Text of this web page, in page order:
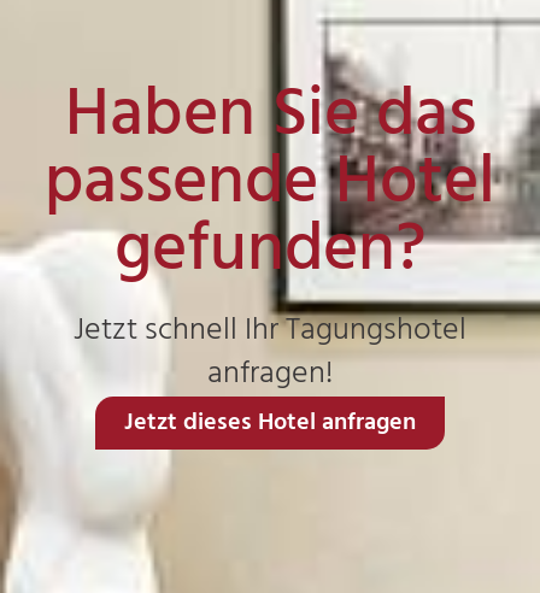
Haben Sie das
passende Hotel
gefunden?
Jetzt schnell Ihr Tagungshotel
anfragen!
Jetzt dieses Hotel anfragen